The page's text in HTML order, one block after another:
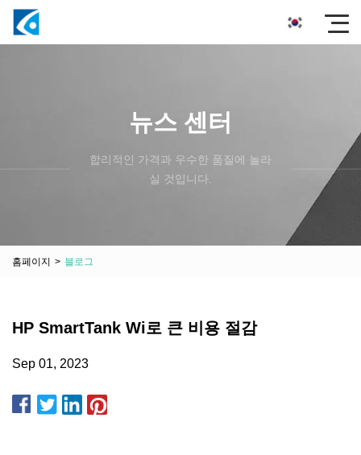
뉴스 센터
합리적인 가격과 우수한 품질에 놀라
실 것입니다.
홈페이지 > 블로그
HP SmartTank Wi로 큰 비용 절감
Sep 01, 2023